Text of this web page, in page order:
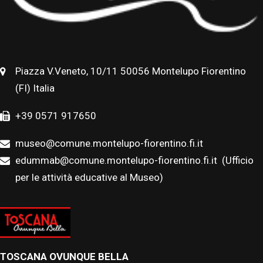
Piazza V.Veneto, 10/11 50056 Montelupo Fiorentino
(FI) Italia
+39 0571 917650
museo@comune.montelupo-fiorentino.fi.it
edummab@comune.montelupo-fiorentino.fi.it (Ufficio
per le attività educative al Museo)
TOSCANA OVUNQUE BELLA